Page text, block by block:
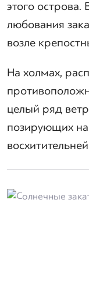
этого острова.
любования
возле
На холмах,
целый ряд
позирующих